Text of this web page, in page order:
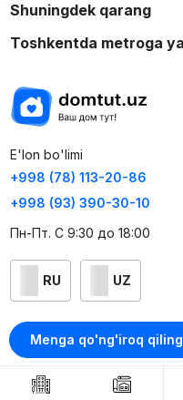
Menga qo'ng'iroq qiling
Shuningdek qarang
Toshkentda metroga
E'lon bo'limi
+998 (78) 113-20-86
+998 (93) 390-30-10
Пн-Пт. С 9:30 до 18:00
RU UZ
Kontaktlar
loyiha haqida
Webnow © loyihasi